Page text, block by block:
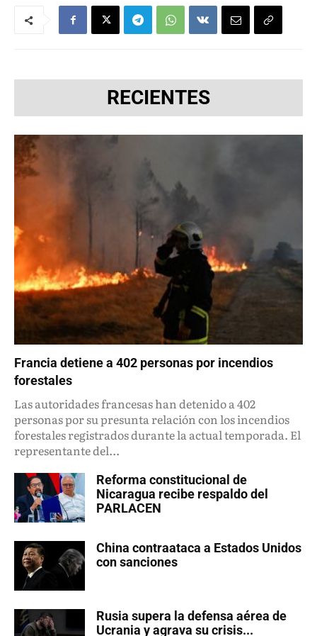
RECIENTES
Francia detiene a 402 personas por incendios
forestales
Las autoridades francesas han detenido a 402
personas por su presunta relación con los incendios
forestales registrados durante la actual temporada. El
representante del...
Reforma constitucional de
Nicaragua recibe respaldo del
PARLACEN
China contraataca a Estados Unidos
con sanciones
Rusia supera la defensa aérea de
Ucrania y agrava su crisis...